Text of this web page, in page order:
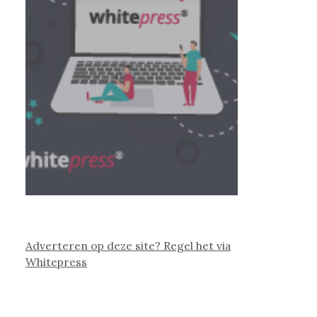
Adverteren op deze site? Regel het via
Whitepress